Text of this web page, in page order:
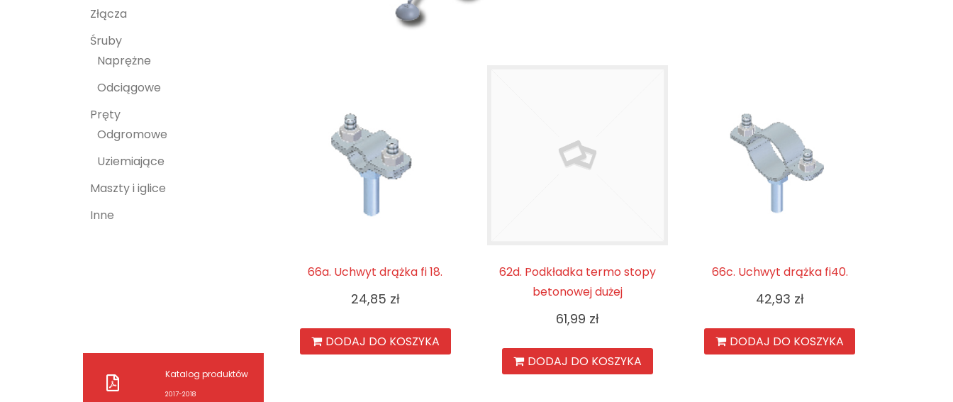
66a. Uchwyt drążka fi 18.
24,85 zł
DODAJ DO KOSZYKA
62d. Podkładka termo stopy
betonowej dużej
61,99 zł
DODAJ DO KOSZYKA
66c. Uchwyt drążka fi40.
42,93 zł
DODAJ DO KOSZYKA
Złącza
Śruby
Naprężne
Odciągowe
Pręty
Odgromowe
Uziemiające
Maszty i iglice
Inne
Katalog produktów
2017-2018